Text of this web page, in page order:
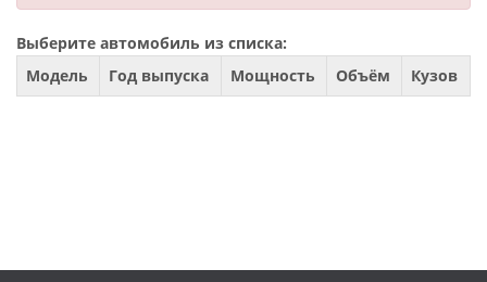
Выберите автомобиль из списка:
Модель
Год выпуска Мощность Объём Кузов